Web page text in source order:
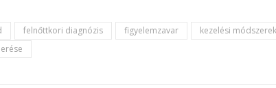
felnőttkori diagnózis figyelemzavar kezelési módszerek